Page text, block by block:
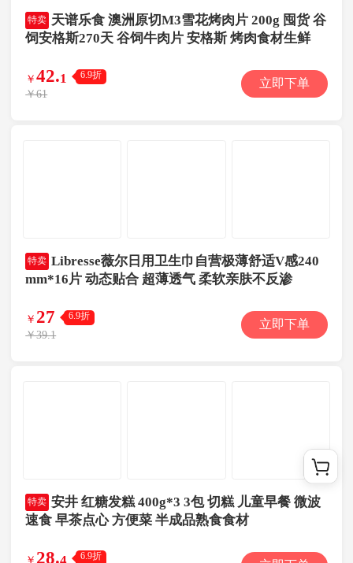
特卖 天谱乐食 澳洲原切M3雪花烤肉片 200g 囤货 谷
饲安格斯270天 谷饲牛肉片 安格斯 烤肉食材生鲜
￥42.1 6.9折
￥61
立即下单
特卖 Libresse薇尔日用卫生巾自营极薄舒适V感240
mm*16片 动态贴合 超薄透气 柔软亲肤不反渗
￥ 27 6.9折
￥39.1
立即下单
特卖 安井 红糖发糕 400g*3 3包 切糕 儿童早餐 微波
速食 早茶点心 方便菜 半成品熟食食材
￥ 28. 6.9折